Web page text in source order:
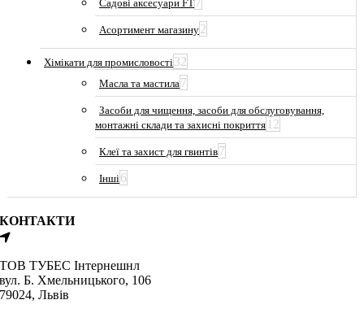
Садові аксесуари FT
Асортимент магазину2
Хімікати для промисловості 32
Масла та мастила 7
Засоби для чищення, засоби для обслуговування,
монтажні склади та захисні покриття 12
Клеї та захист для гвинтів7
Інші 6
КОНТАКТИ
ТОВ ТУБЕС Iнтернешнл
вул. Б. Хмельницького, 106
79024, Львiв